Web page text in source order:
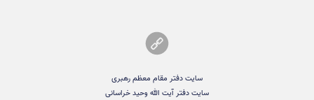
سایت دفتر مقام معظم رهبری
سایت دفتر آیت الله وحید خراسانی